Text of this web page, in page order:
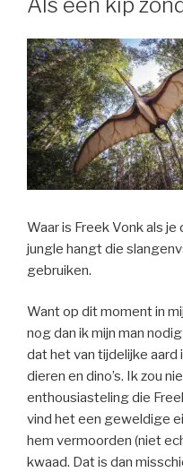
Waar is Freek Vonk als
jungle hangt die
gebruiken.
Want op dit moment in
nog dan ik mijn man
dat het van tijdelijke aard
dieren en dino’s. Ik zou
enthousiasteling die
vind het een geweldige
hem vermoorden (niet
kwaad. Dat is dan